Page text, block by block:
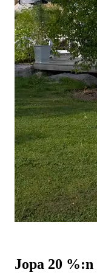
Jopa 20 %:n